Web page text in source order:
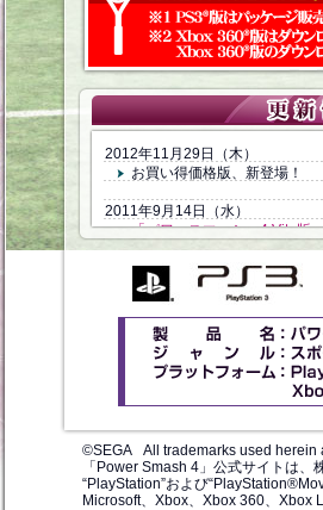
2012年11月29日（木）
お買い得価格版、新登場！
2011年9月14日（水）
「パワースマッシュ4 Vita版
2011年7月14日（木）
【エクストラ】、シークレッ
2011年6月30日（木）
【登場選手】、レジェンド選
【ゲームモード】、モーシ
2011年6月16日（木）
【エクストラ】、TVCMを公
【エクストラ】、パノラマグ
©SEGA All trademarks used herein
「Power Smash 4」公式サイトは
“PlayStation”および
Microsoft、Xbox、Xbox 360、Xbox